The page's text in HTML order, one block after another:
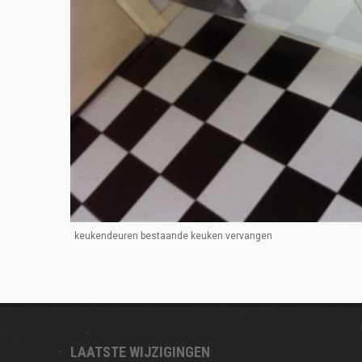
keukendeuren bestaande keuken vervangen
LAATSTE WIJZIGINGEN